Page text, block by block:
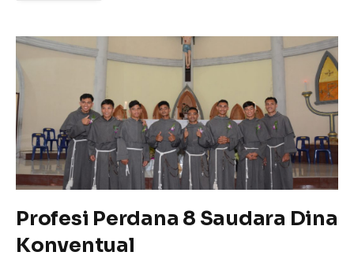
Profesi Perdana 8 Saudara Dina
Konventual